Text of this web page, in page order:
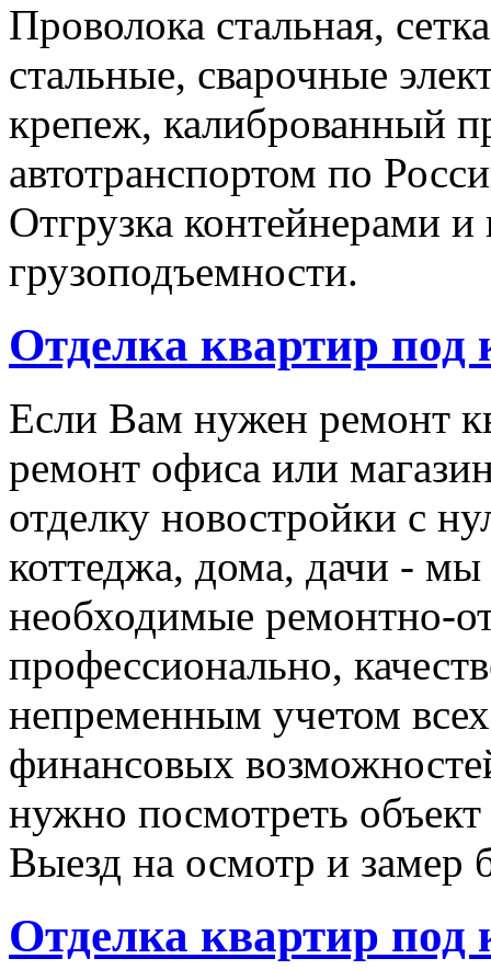
Проволока стальная,
стальные, сварочные
крепеж, калиброванный
автотранспортом по
Отгрузка контейнерами
грузоподъемности.
Отделка квартир под
Если Вам нужен ремонт
ремонт офиса или
отделку новостройки с
коттеджа, дома, дачи -
необходимые ремонтно-
профессионально,
непременным учетом
финансовых
нужно посмотреть
Выезд на осмотр и
Отделка квартир под